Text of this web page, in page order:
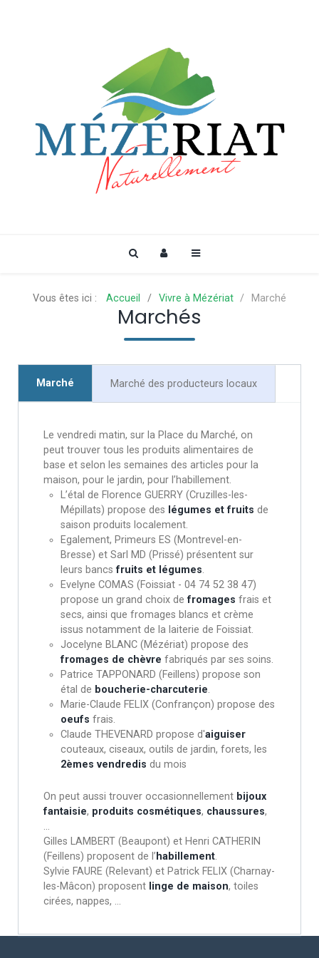
Vous êtes ici : Accueil Vivre à Mézériat Marché
Marchés
Marché Marché des producteurs locaux
Le vendredi matin, sur la Place du Marché, on
peut trouver tous les produits alimentaires de
base et selon les semaines des articles pour la
maison, pour le jardin, pour l’habillement.
L’étal de Florence GUERRY (Cruzilles-les-
Mépillats) propose des légumes et fruits de
saison produits localement.
Egalement, Primeurs ES (Montrevel-en-
Bresse) et Sarl MD (Prissé) présentent sur
leurs bancsfruits et légumes.
Evelyne COMAS (Foissiat - 04 74 52 38 47)
propose un grand choix defromages frais et
secs, ainsi que fromages blancs et crème
issus notamment de la laiterie de Foissiat.
Jocelyne BLANC (Mézériat) propose des
fromages de chèvre fabriqués par ses soins.
Patrice TAPPONARD (Feillens) propose son
étal de boucherie-charcuterie.
Marie-Claude FELIX (Confrançon) propose des
oeufs frais.
Claude THEVENARD propose d'aiguiser
couteaux, ciseaux, outils de jardin, forets, les
2èmes vendredis du mois
On peut aussi trouver occasionnellement bijoux
fantaisie, produits cosmétiques, chaussures,
…
Gilles LAMBERT (Beaupont) et Henri CATHERIN
(Feillens) proposent de l’ habillement.
Sylvie FAURE (Relevant) et Patrick FELIX (Charnay-
les-Mâcon) proposent linge de maison, toiles
cirées, nappes, …